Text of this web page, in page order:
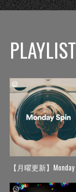
PLAYLIST